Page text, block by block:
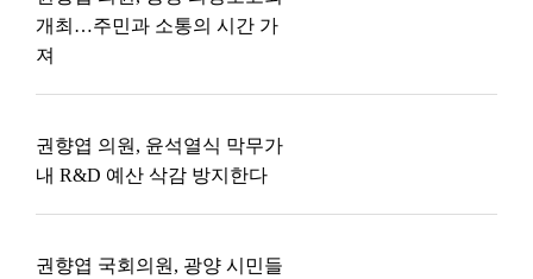
개최…주민과 소통의 시간 가
져
권향엽 의원, 윤석열식 막무가
내 R&D 예산 삭감 방지한다
권향엽 국회의원, 광양 시민들